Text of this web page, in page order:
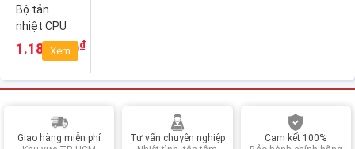
Bộ tản
nhiệt CPU
DeepCool
AG620
1.180.000₫
Xem
Giao hàng miễn phí
Tư vấn chuyên nghiệp
Cam kết 100%